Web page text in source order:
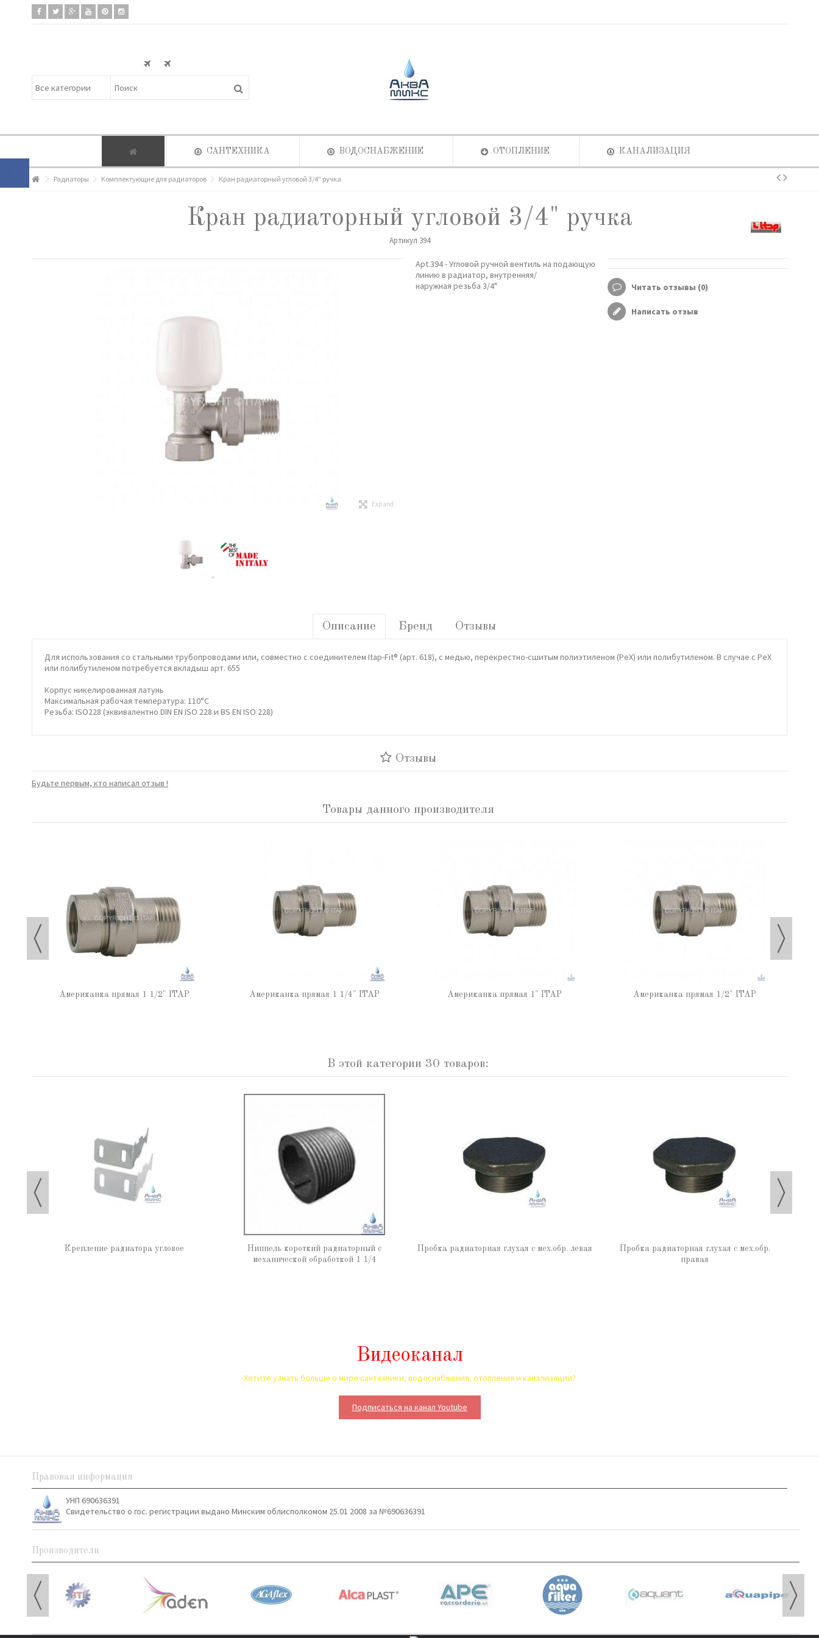
САНТЕХНИКА ВОДОСНАБЖЕНИЕ ОТОПЛЕНИЕ КАНАЛИЗАЦИЯ
Радиаторы Комплектующие для радиаторов Кран радиаторный угловой 3/4" ручка
Кран радиаторный угловой 3/4" ручка
Артикул 394
Expand
Apt.394 - Угловой ручной вентиль на подающую
линию в радиатор, внутренняя/
наружная резьба 3/4"
Читать отзывы (0)
Написать отзыв
Описание Бренд Отзывы
Для использования со стальными трубопроводами или, совместно с соединителем Itap-Fit® (арт. 618), с медью, перекрестно-сшитым полиэтиленом (PeX) или полибутиленом. В случае с PeX
или полибутиленом потребуется вкладыш арт. 655
Корпус никелированная латунь
Максимальная рабочая температура: 110°C
Резьба: ISO228 (эквивалентно DIN EN ISO 228 и BS EN ISO 228)
Отзывы
Будьте первым, кто написал отзыв !
Товары данного производителя
Американка прямая 1 1/2" ITAP Американка прямая 1 1/4" ITAP Американка прямая 1" ITAP Американка прямая 1/2" ITAP
В этой категории 30 товаров:
Крепление радиатора угловое
Ниппель короткий радиаторный с
механической обработкой 1 1/4
Пробка радиаторная глухая с мех.обр. левая
Пробка радиаторная глухая с мех.обр.
правая
Видеоканал
Хотите узнать больше о мире сантехники, водоснабжения, отопления и канализации?
Подписаться на канал Youtube
Правовая информация
УНП 690636391
Свидетельство о гос. регистрации выдано Минским облисполкомом 25.01 2008 за №690636391
Производители